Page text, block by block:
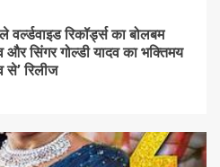
रिकॉर्ड्स का बोलबम
और सिंगर गोल्डी यादव का भक्तिमय
से’ रिलीज